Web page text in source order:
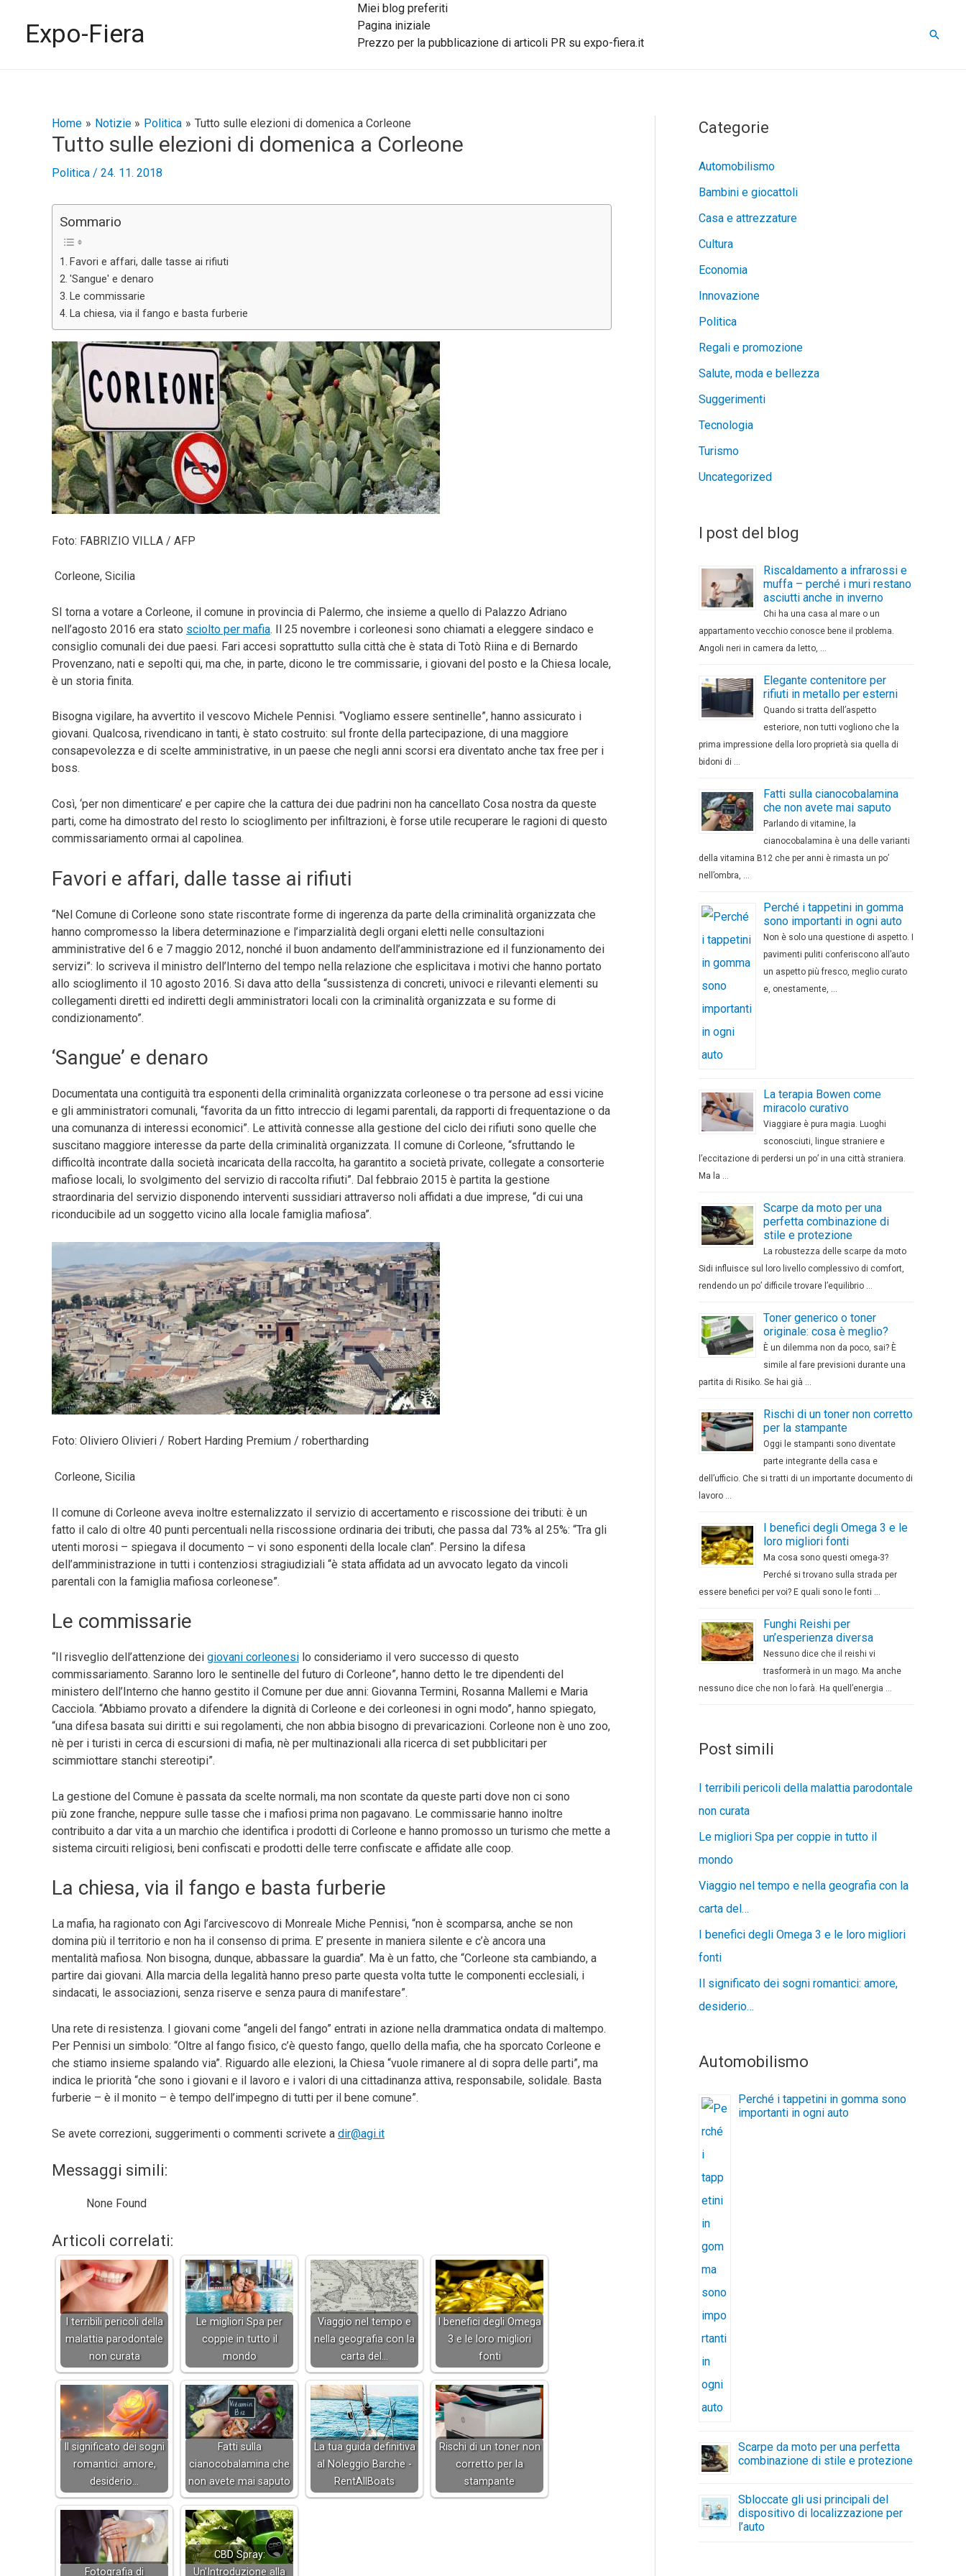
contenutoExpo-Fiera
Miei blog preferiti
Pagina iniziale
Prezzo per la pubblicazione di articoli PR su expo-fiera.it
Cerca
Home Notizie Politica Tutto sulle elezioni di domenica a Corleone
Tutto sulle elezioni di domenica a Corleone
Politica / 24. 11. 2018
Sommario
Favori e affari, dalle tasse ai rifiuti
'Sangue' e denaro
Le commissarie
La chiesa, via il fango e basta furberie
Foto: FABRIZIO VILLA / AFP
Corleone, Sicilia
SI torna a votare a Corleone, il comune in provincia di Palermo, che insieme a quello di Palazzo Adriano
nell’agosto 2016 era stato sciolto per mafia. Il 25 novembre i corleonesi sono chiamati a eleggere sindaco e
consiglio comunali dei due paesi. Fari accesi soprattutto sulla città che è stata di Totò Riina e di Bernardo
Provenzano, nati e sepolti qui, ma che, in parte, dicono le tre commissarie, i giovani del posto e la Chiesa locale,
è un storia finita.
Bisogna vigilare, ha avvertito il vescovo Michele Pennisi. “Vogliamo essere sentinelle”, hanno assicurato i
giovani. Qualcosa, rivendicano in tanti, è stato costruito: sul fronte della partecipazione, di una maggiore
consapevolezza e di scelte amministrative, in un paese che negli anni scorsi era diventato anche tax free per i
boss.
Così, ‘per non dimenticare’ e per capire che la cattura dei due padrini non ha cancellato Cosa nostra da queste
parti, come ha dimostrato del resto lo scioglimento per infiltrazioni, è forse utile recuperare le ragioni di questo
commissariamento ormai al capolinea.
Favori e affari, dalle tasse ai rifiuti
“Nel Comune di Corleone sono state riscontrate forme di ingerenza da parte della criminalità organizzata che
hanno compromesso la libera determinazione e l’imparzialità degli organi eletti nelle consultazioni
amministrative del 6 e 7 maggio 2012, nonché il buon andamento dell’amministrazione ed il funzionamento dei
servizi”: lo scriveva il ministro dell’Interno del tempo nella relazione che esplicitava i motivi che hanno portato
allo scioglimento il 10 agosto 2016. Si dava atto della “sussistenza di concreti, univoci e rilevanti elementi su
collegamenti diretti ed indiretti degli amministratori locali con la criminalità organizzata e su forme di
condizionamento”.
‘Sangue’ e denaro
Documentata una contiguità tra esponenti della criminalità organizzata corleonese o tra persone ad essi vicine
e gli amministratori comunali, “favorita da un fitto intreccio di legami parentali, da rapporti di frequentazione o da
una comunanza di interessi economici”. Le attività connesse alla gestione del ciclo dei rifiuti sono quelle che
suscitano maggiore interesse da parte della criminalità organizzata. Il comune di Corleone, “sfruttando le
difficoltà incontrate dalla società incaricata della raccolta, ha garantito a società private, collegate a consorterie
mafiose locali, lo svolgimento del servizio di raccolta rifiuti”. Dal febbraio 2015 è partita la gestione
straordinaria del servizio disponendo interventi sussidiari attraverso noli affidati a due imprese, “di cui una
riconducibile ad un soggetto vicino alla locale famiglia mafiosa”.
Foto: Oliviero Olivieri / Robert Harding Premium / robertharding
Corleone, Sicilia
Il comune di Corleone aveva inoltre esternalizzato il servizio di accertamento e riscossione dei tributi: è un
fatto il calo di oltre 40 punti percentuali nella riscossione ordinaria dei tributi, che passa dal 73% al 25%: “Tra gli
utenti morosi – spiegava il documento – vi sono esponenti della locale clan”. Persino la difesa
dell’amministrazione in tutti i contenziosi stragiudiziali “è stata affidata ad un avvocato legato da vincoli
parentali con la famiglia mafiosa corleonese”.
Le commissarie
“Il risveglio dell’attenzione dei giovani corleonesi lo consideriamo il vero successo di questo
commissariamento. Saranno loro le sentinelle del futuro di Corleone”, hanno detto le tre dipendenti del
ministero dell’Interno che hanno gestito il Comune per due anni: Giovanna Termini, Rosanna Mallemi e Maria
Cacciola. “Abbiamo provato a difendere la dignità di Corleone e dei corleonesi in ogni modo”, hanno spiegato,
“una difesa basata sui diritti e sui regolamenti, che non abbia bisogno di prevaricazioni. Corleone non è uno zoo,
nè per i turisti in cerca di escursioni di mafia, nè per multinazionali alla ricerca di set pubblicitari per
scimmiottare stanchi stereotipi”.
La gestione del Comune è passata da scelte normali, ma non scontate da queste parti dove non ci sono
più zone franche, neppure sulle tasse che i mafiosi prima non pagavano. Le commissarie hanno inoltre
contribuito a dar vita a un marchio che identifica i prodotti di Corleone e hanno promosso un turismo che mette a
sistema circuiti religiosi, beni confiscati e prodotti delle terre confiscate e affidate alle coop.
La chiesa, via il fango e basta furberie
La mafia, ha ragionato con Agi l’arcivescovo di Monreale Miche Pennisi, “non è scomparsa, anche se non
domina più il territorio e non ha il consenso di prima. E’ presente in maniera silente e c’è ancora una
mentalità mafiosa. Non bisogna, dunque, abbassare la guardia”. Ma è un fatto, che “Corleone sta cambiando, a
partire dai giovani. Alla marcia della legalità hanno preso parte questa volta tutte le componenti ecclesiali, i
sindacati, le associazioni, senza riserve e senza paura di manifestare”.
Una rete di resistenza. I giovani come “angeli del fango” entrati in azione nella drammatica ondata di maltempo.
Per Pennisi un simbolo: “Oltre al fango fisico, c’è questo fango, quello della mafia, che ha sporcato Corleone e
che stiamo insieme spalando via”. Riguardo alle elezioni, la Chiesa “vuole rimanere al di sopra delle parti”, ma
indica le priorità “che sono i giovani e il lavoro e i valori di una cittadinanza attiva, responsabile, solidale. Basta
furberie – è il monito – è tempo dell’impegno di tutti per il bene comune”.
Se avete correzioni, suggerimenti o commenti scrivete a dir@agi.it
Messaggi simili:
None Found
Articoli correlati:
I terribili pericoli della
malattia parodontale
non curata
Le migliori Spa per
coppie in tutto il
mondo
Viaggio nel tempo e
nella geografia con la
carta del…
I benefici degli Omega
3 e le loro migliori
fonti
Il significato dei sogni
romantici: amore,
desiderio…
Fatti sulla
cianocobalamina che
non avete mai saputo
La tua guida definitiva
al Noleggio Barche -
RentAllBoats
Rischi di un toner non
corretto per la
stampante
Fotografia di
CBD Spray:
Un'Introduzione alla
Navigazione
articoli
Categorie
Automobilismo
Bambini e giocattoli
Casa e attrezzature
Cultura
Economia
Innovazione
Politica
Regali e promozione
Salute, moda e bellezza
Suggerimenti
Tecnologia
Turismo
Uncategorized
I post del blog
Riscaldamento a infrarossi e
muffa – perché i muri restano
asciutti anche in inverno
Chi ha una casa al mare o un
appartamento vecchio conosce bene il problema.
Angoli neri in camera da letto, …
Elegante contenitore per
rifiuti in metallo per esterni
Quando si tratta dell’aspetto
esteriore, non tutti vogliono che la
prima impressione della loro proprietà sia quella di
bidoni di …
Fatti sulla cianocobalamina
che non avete mai saputo
Parlando di vitamine, la
cianocobalamina è una delle varianti
della vitamina B12 che per anni è rimasta un po’
nell’ombra, …
Perché i tappetini in gomma
sono importanti in ogni auto
Non è solo una questione di aspetto. I
pavimenti puliti conferiscono all’auto
un aspetto più fresco, meglio curato
e, onestamente, …
La terapia Bowen come
miracolo curativo
Viaggiare è pura magia. Luoghi
sconosciuti, lingue straniere e
l’eccitazione di perdersi un po’ in una città straniera.
Ma la …
Scarpe da moto per una
perfetta combinazione di
stile e protezione
La robustezza delle scarpe da moto
Sidi influisce sul loro livello complessivo di comfort,
rendendo un po’ difficile trovare l’equilibrio …
Toner generico o toner
originale: cosa è meglio?
È un dilemma non da poco, sai? È
simile al fare previsioni durante una
partita di Risiko. Se hai già …
Rischi di un toner non corretto
per la stampante
Oggi le stampanti sono diventate
parte integrante della casa e
dell’ufficio. Che si tratti di un importante documento di
lavoro …
I benefici degli Omega 3 e le
loro migliori fonti
Ma cosa sono questi omega-3?
Perché si trovano sulla strada per
essere benefici per voi? E quali sono le fonti …
Funghi Reishi per
un’esperienza diversa
Nessuno dice che il reishi vi
trasformerà in un mago. Ma anche
nessuno dice che non lo farà. Ha quell’energia …
Post simili
I terribili pericoli della malattia parodontale
non curata
Le migliori Spa per coppie in tutto il
mondo
Viaggio nel tempo e nella geografia con la
carta del…
I benefici degli Omega 3 e le loro migliori
fonti
Il significato dei sogni romantici: amore,
desiderio…
Automobilismo
Perché i tappetini in gomma sono
importanti in ogni auto
Scarpe da moto per una perfetta
combinazione di stile e protezione
Sbloccate gli usi principali del
dispositivo di localizzazione per
l’auto